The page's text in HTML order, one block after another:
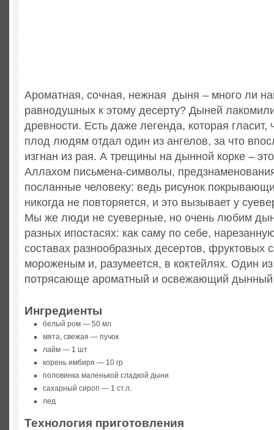
Ароматная, сочная, нежная дыня – много ли
равнодушных к этому десерту? Дыней
древности. Есть даже легенда, которая гласит,
плод людям отдал один из ангелов, за что
изгнан из рая. А трещины на дынной корке –
Аллахом письмена-символы,
посланные человеку: ведь рисунок
никогда не повторяется, и это вызывает у
Мы же люди не суеверные, но очень любим
разных ипостасях: как саму по себе,
составах разнообразных десертов, фруктовых
мороженым и, разумеется, в коктейлях. Один
потрясающе ароматный и освежающий дынный
Ингредиенты
белый ром — 50 мл
мята, свежая — пучок
лайм — 1 шт
корень имбиря — 10 гр
половинка маленькой сладкой дыни
сахарный сироп — 1 ст.л.
лед
Технология приготовления